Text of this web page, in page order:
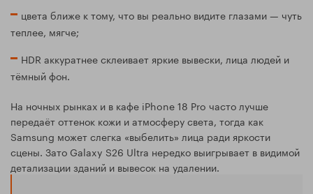
цвета ближе к тому, что вы реально видите глазами — чуть
теплее, мягче;
HDR аккуратнее склеивает яркие вывески, лица людей и
тёмный фон.
На ночных рынках и в кафе iPhone 18 Pro часто лучше
передаёт оттенок кожи и атмосферу света, тогда как
Samsung может слегка «выбелить» лица ради яркости
сцены. Зато Galaxy S26 Ultra нередко выигрывает в видимой
детализации зданий и вывесок на удалении.